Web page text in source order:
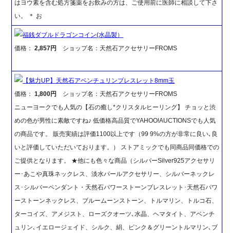
はヨウ素を含む処方箋薬をお飲みの方は、ご使用前に医師に相談して下さ
い。 ＊ お
福銭ダブルドラゴンコイン(水晶製）
価格：2,857円 ショップ名：天然石アクセサリーFROMS
【魅力UP】天然石アベンチュリンブレスレット8mm玉
価格：1,800円
ショップ名：天然石アクセサリーFROMS
ニューヨークでも人気の【石の癒し*クリスタルヒーリング】 チョッと渋
めの色が男性に素敵ですね♪ 低価格高品質でYAHOO!AUCTIONSでも人気
の商品です。 販売実績は評価1100以上です（99 9%の方が非常に良い､良
いと評価していただいております。） ストアミックでも同商品同価格での
ご提供となります。 ★他にも色々な商品（シルバーSilver925アクセサリ
ー･あこや真珠ネックレス、淡水パールアクセサリー、シルバーネックレ
ス･シルバーペンダント・天然石パワーストーンブレスレット･天然石パワ
ーストーンネックレス、ブルームーンストーン、トルマリン、トルコ石、
ターコイズ、アメジスト、ローズクオーツ､水晶、ヘマタイト、アベンチ
ュリン､イエロージェイド、シルク、絹、ピンク＆グリーントルマリン､ブ